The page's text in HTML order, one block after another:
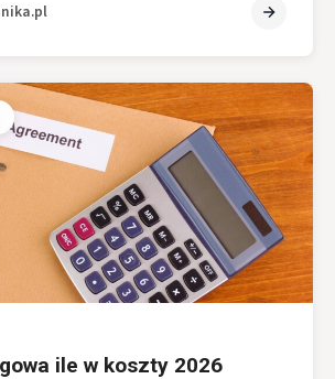
ile w koszty 2026